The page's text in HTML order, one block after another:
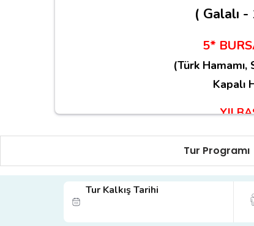
( Galalı
5*
(Türk Hamamı,
Kapalı
ZEYTİNYAĞLI BİBER DOLMA-
HERSE-HAVUÇ TARATOR-
Tur Programı
Tur Kalkış Tarihi